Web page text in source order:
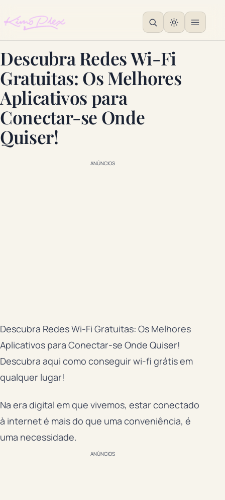
Descubra Redes Wi-Fi
Gratuitas: Os Melhores
Aplicativos para
Conectar-se Onde
Quiser!
ANÚNCIOS
Descubra Redes Wi-Fi Gratuitas: Os Melhores
Aplicativos para Conectar-se Onde Quiser!
Descubra aqui como conseguir wi-fi grátis em
qualquer lugar!
Na era digital em que vivemos, estar conectado
à internet é mais do que uma conveniência, é
uma necessidade.
ANÚNCIOS